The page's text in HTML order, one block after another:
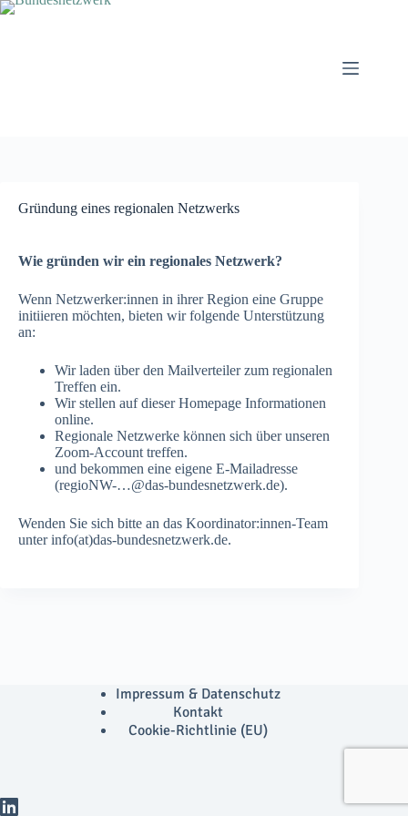
Zum
Gründung eines regionalen Netzwerks
Wie gründen wir ein regionales Netzwerk?
Wenn Netzwerker:innen in ihrer Region eine Gruppe
initiieren möchten, bieten wir folgende Unterstützung
an:
Wir laden über den Mailverteiler zum regionalen
Treffen ein.
Wir stellen auf dieser Homepage Informationen
online.
Regionale Netzwerke können sich über unseren
Zoom-Account treffen.
und bekommen eine eigene E-Mailadresse
(regioNW-…@das-bundesnetzwerk.de).
Wenden Sie sich bitte an das Koordinator:innen-Team
unter info(at)das-bundesnetzwerk.de.
Impressum & Datenschutz
Kontakt
Cookie-Richtlinie (EU)